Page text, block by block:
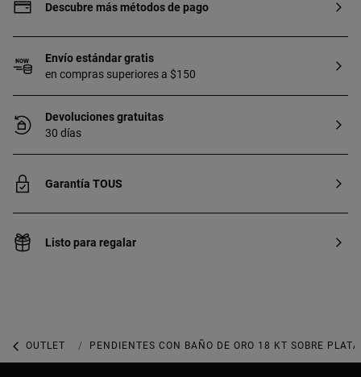
Descubre más métodos de pago
Envío estándar gratis
en compras superiores a $150
Devoluciones gratuitas
30 días
Garantía TOUS
Listo para regalar
OUTLET OUTLET JOYERÍA
PENDIENTES CON BAÑO DE ORO 18 KT SOBRE